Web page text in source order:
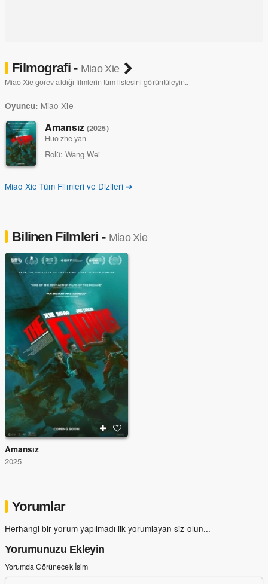
Filmografi - Miao Xie
Miao Xie görev aldığı filmlerin tüm listesini görüntüleyin..
Oyuncu: Miao Xie
Amansız(2025)
Huo zhe yan
Rolü: Wang Wei
Miao Xie Tüm Filmleri ve Dizileri ➔
Bilinen Filmleri - Miao Xie
Amansız
2025
Yorumlar
Herhangi bir yorum yapılmadı ilk yorumlayan siz olun...
Yorumunuzu Ekleyin
Yorumda Görünecek İsim